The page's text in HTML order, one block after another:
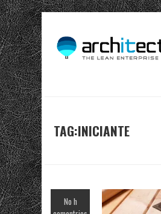
TAG:INICIANTE
No h